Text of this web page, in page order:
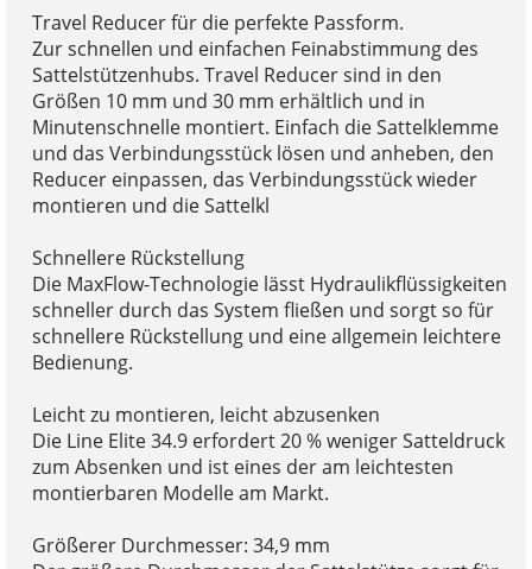
Travel Reducer für die perfekte Passform.
Zur schnellen und einfachen Feinabstimmung des
Sattelstützenhubs. Travel Reducer sind in den
Größen 10 mm und 30 mm erhältlich und in
Minutenschnelle montiert. Einfach die Sattelklemme
und das Verbindungsstück lösen und anheben, den
Reducer einpassen, das Verbindungsstück wieder
montieren und die Sattelkl
Schnellere Rückstellung
Die MaxFlow-Technologie lässt Hydraulikflüssigkeiten
schneller durch das System fließen und sorgt so für
schnellere Rückstellung und eine allgemein leichtere
Bedienung.
Leicht zu montieren, leicht abzusenken
Die Line Elite 34.9 erfordert 20 % weniger Satteldruck
zum Absenken und ist eines der am leichtesten
montierbaren Modelle am Markt.
Größerer Durchmesser: 34,9 mm